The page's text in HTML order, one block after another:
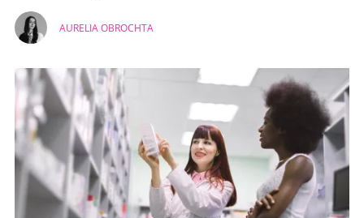
AURELIA OBROCHTA